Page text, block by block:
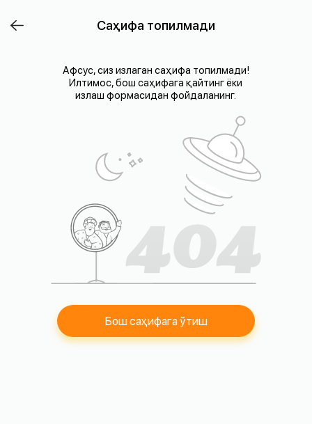
Саҳифа топилмади
Афсус, сиз излаган саҳифа топилмади!
Илтимос, бош саҳифага қайтинг ёки
излаш формасидан фойдаланинг.
Бош саҳифага ўтиш